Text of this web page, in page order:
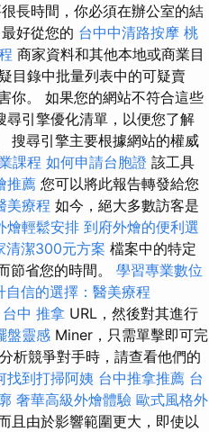
長時間，你必須在辦公室的結
好從您的 台中中清路按摩 桃
商家資料和其他本地或商業目
目錄中批量列表中的可疑賣
你。 如果您的網站不符合這些
引擎優化清單，以便您了解
搜尋引擎主要根據網站的權威
課程 如何申請台胞證 該工具
推薦 您可以將此報告轉發給您
美療程 如今，絕大多數訪客是
燴輕鬆安排 到府外燴的便利選
清潔300元方案 檔案中的特定
節省您的時間。 學習專業數位
自信的選擇：醫美療程
台中 推拿 URL，然後對其進行
盤靈感 Miner，只需單擊即可完
析競爭對手時，請查看他們的
找到打掃阿姨 台中推拿推薦 台
奢華高級外燴體驗 歐式風格外
且由於影響範圍更大，即使以